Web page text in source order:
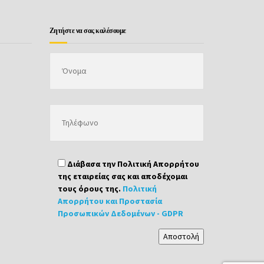
Ζητήστε να σας καλέσουμε
Διάβασα την Πολιτική Απορρήτου
της εταιρείας σας και αποδέχομαι
τους όρους της. Πολιτική
Απορρήτου και Προστασία
Προσωπικών Δεδομένων - GDPR